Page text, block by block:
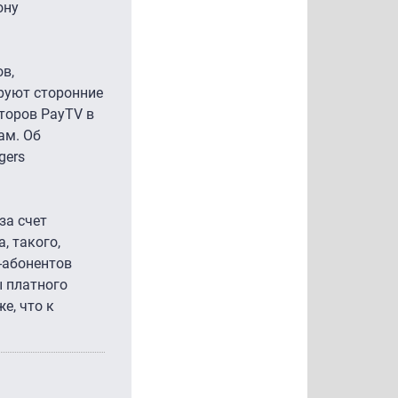
сторонние
PayTV в
Об
счет
такого,
платного
что к